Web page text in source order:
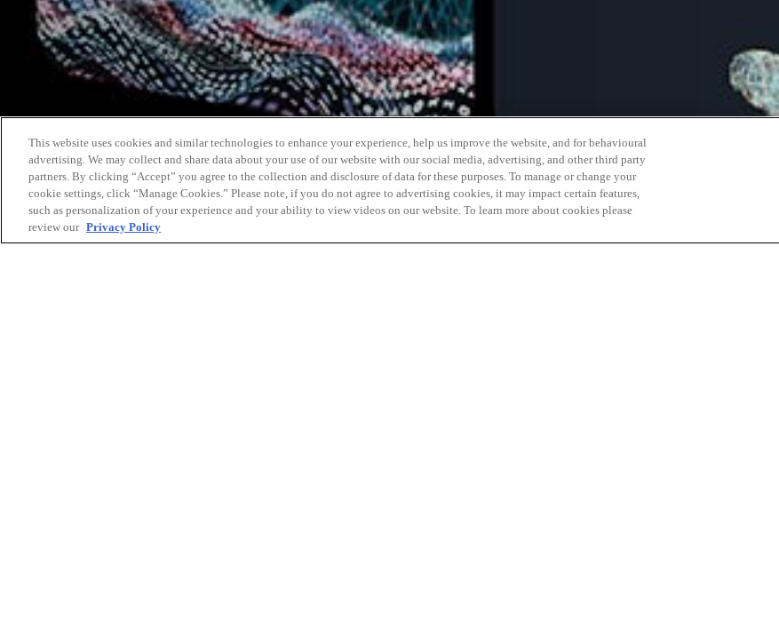
This website uses cookies and similar technologies to enhance your experience, help us improve the website, and for behavioural
advertising. We may collect and share data about your use of our website with our social media, advertising, and other third party
partners. By clicking “Accept” you agree to the collection and disclosure of data for these purposes. To manage or change your
cookie settings, click “Manage Cookies.” Please note, if you do not agree to advertising cookies, it may impact certain features,
such as personalization of your experience and your ability to view videos on our website. To learn more about cookies please
review our Privacy Policy